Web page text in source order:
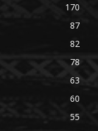
170
87
82
78
63
60
55